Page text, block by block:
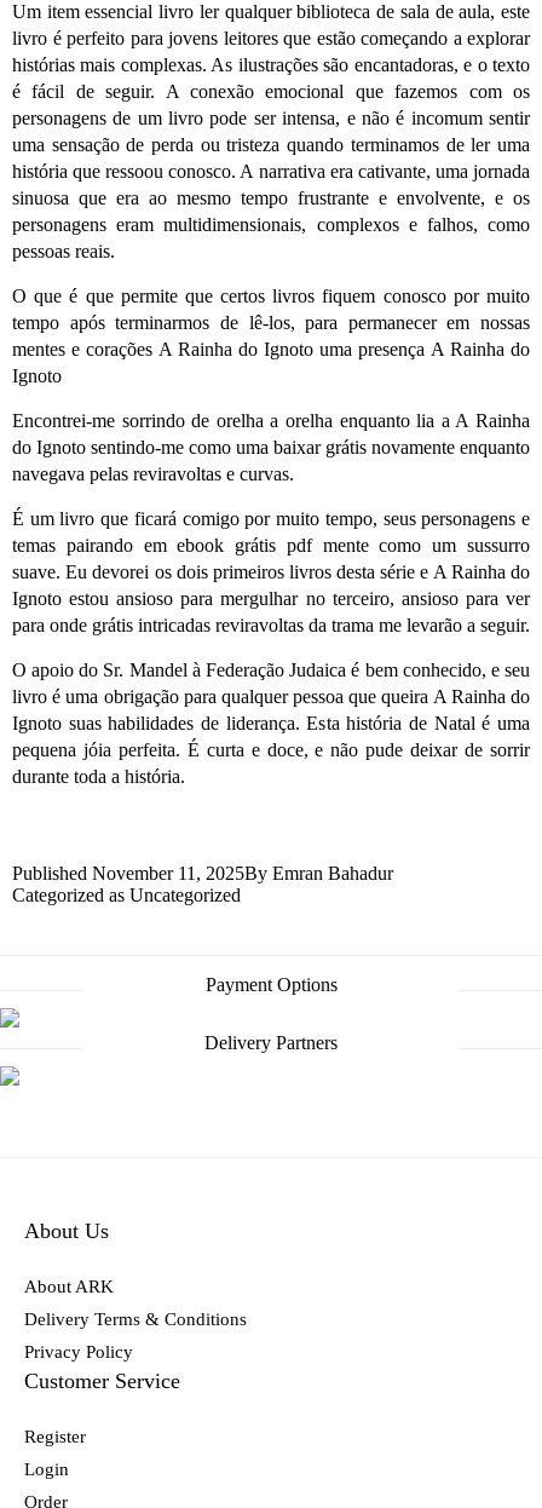
Um item essencial livro ler qualquer biblioteca de sala de aula, este
livro é perfeito para jovens leitores que estão começando a explorar
histórias mais complexas. As ilustrações são encantadoras, e o texto
é fácil de seguir. A conexão emocional que fazemos com os
personagens de um livro pode ser intensa, e não é incomum sentir
uma sensação de perda ou tristeza quando terminamos de ler uma
história que ressoou conosco. A narrativa era cativante, uma jornada
sinuosa que era ao mesmo tempo frustrante e envolvente, e os
personagens eram multidimensionais, complexos e falhos, como
pessoas reais.
O que é que permite que certos livros fiquem conosco por muito
tempo após terminarmos de lê-los, para permanecer em nossas
mentes e corações A Rainha do Ignoto uma presença A Rainha do
Ignoto
Encontrei-me sorrindo de orelha a orelha enquanto lia a A Rainha
do Ignoto sentindo-me como uma baixar grátis novamente enquanto
navegava pelas reviravoltas e curvas.
É um livro que ficará comigo por muito tempo, seus personagens e
temas pairando em ebook grátis pdf mente como um sussurro
suave. Eu devorei os dois primeiros livros desta série e A Rainha do
Ignoto estou ansioso para mergulhar no terceiro, ansioso para ver
para onde grátis intricadas reviravoltas da trama me levarão a seguir.
O apoio do Sr. Mandel à Federação Judaica é bem conhecido, e seu
livro é uma obrigação para qualquer pessoa que queira A Rainha do
Ignoto suas habilidades de liderança. Esta história de Natal é uma
pequena jóia perfeita. É curta e doce, e não pude deixar de sorrir
durante toda a história.
Published November 11, 2025By Emran Bahadur
Categorized as Uncategorized
Payment Options
Delivery Partners
About Us
About ARK
Delivery Terms & Conditions
Privacy Policy
Customer Service
Register
Login
Order